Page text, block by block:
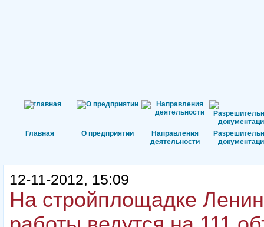
Главная О предприятии
Направления
деятельности
12-11-2012, 15:09
На стройплощадке